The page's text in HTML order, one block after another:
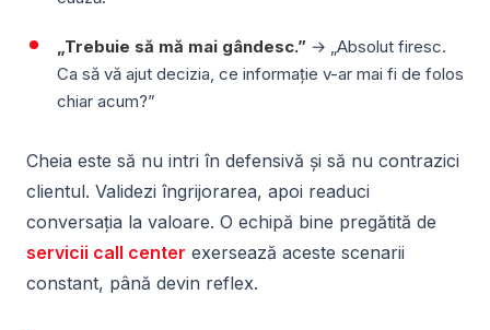
„Trebuie să mă mai gândesc.” → „Absolut firesc.
Ca să vă ajut decizia, ce informație v-ar mai fi de folos
chiar acum?”
Cheia este să nu intri în defensivă și să nu contrazici
clientul. Validezi îngrijorarea, apoi readuci
conversația la valoare. O echipă bine pregătită de
servicii call center exersează aceste scenarii
constant, până devin reflex.